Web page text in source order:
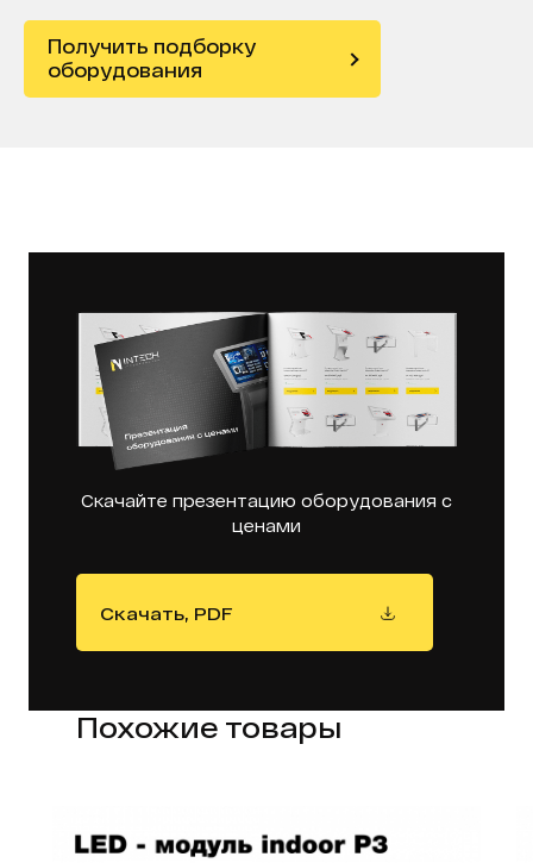
Получить подборку
оборудования
Скачайте презентацию оборудования с
ценами
Скачать, PDF
Похожие товары